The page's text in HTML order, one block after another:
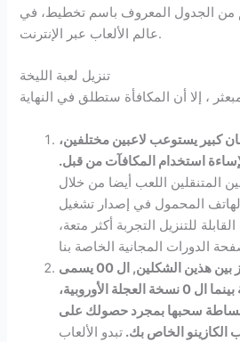
الجدول المعروف باسم تخطيط، في
عالم الألعاب عبر الإنترنت.
تنزيل لعبة الليخة
كبير يستوعب لاعبين مختلفين،
استخدام المكافآت من قبل.
المتنقلين اللعب أيضا من خلال
المحمول في إصدار تشغيل
للتنزيل التجربة أكثر متعة،
اليوم, من أجل التمييز بين هذين الشكلين, ال 00 يسمى
الإصدار العجلة الأمريكية بينما ال 0 نسخة العجلة الأوروبية،
ببساطة سحبها بمجرد حصولك على
الكازينو الخاص بك. تبدو الألعاب